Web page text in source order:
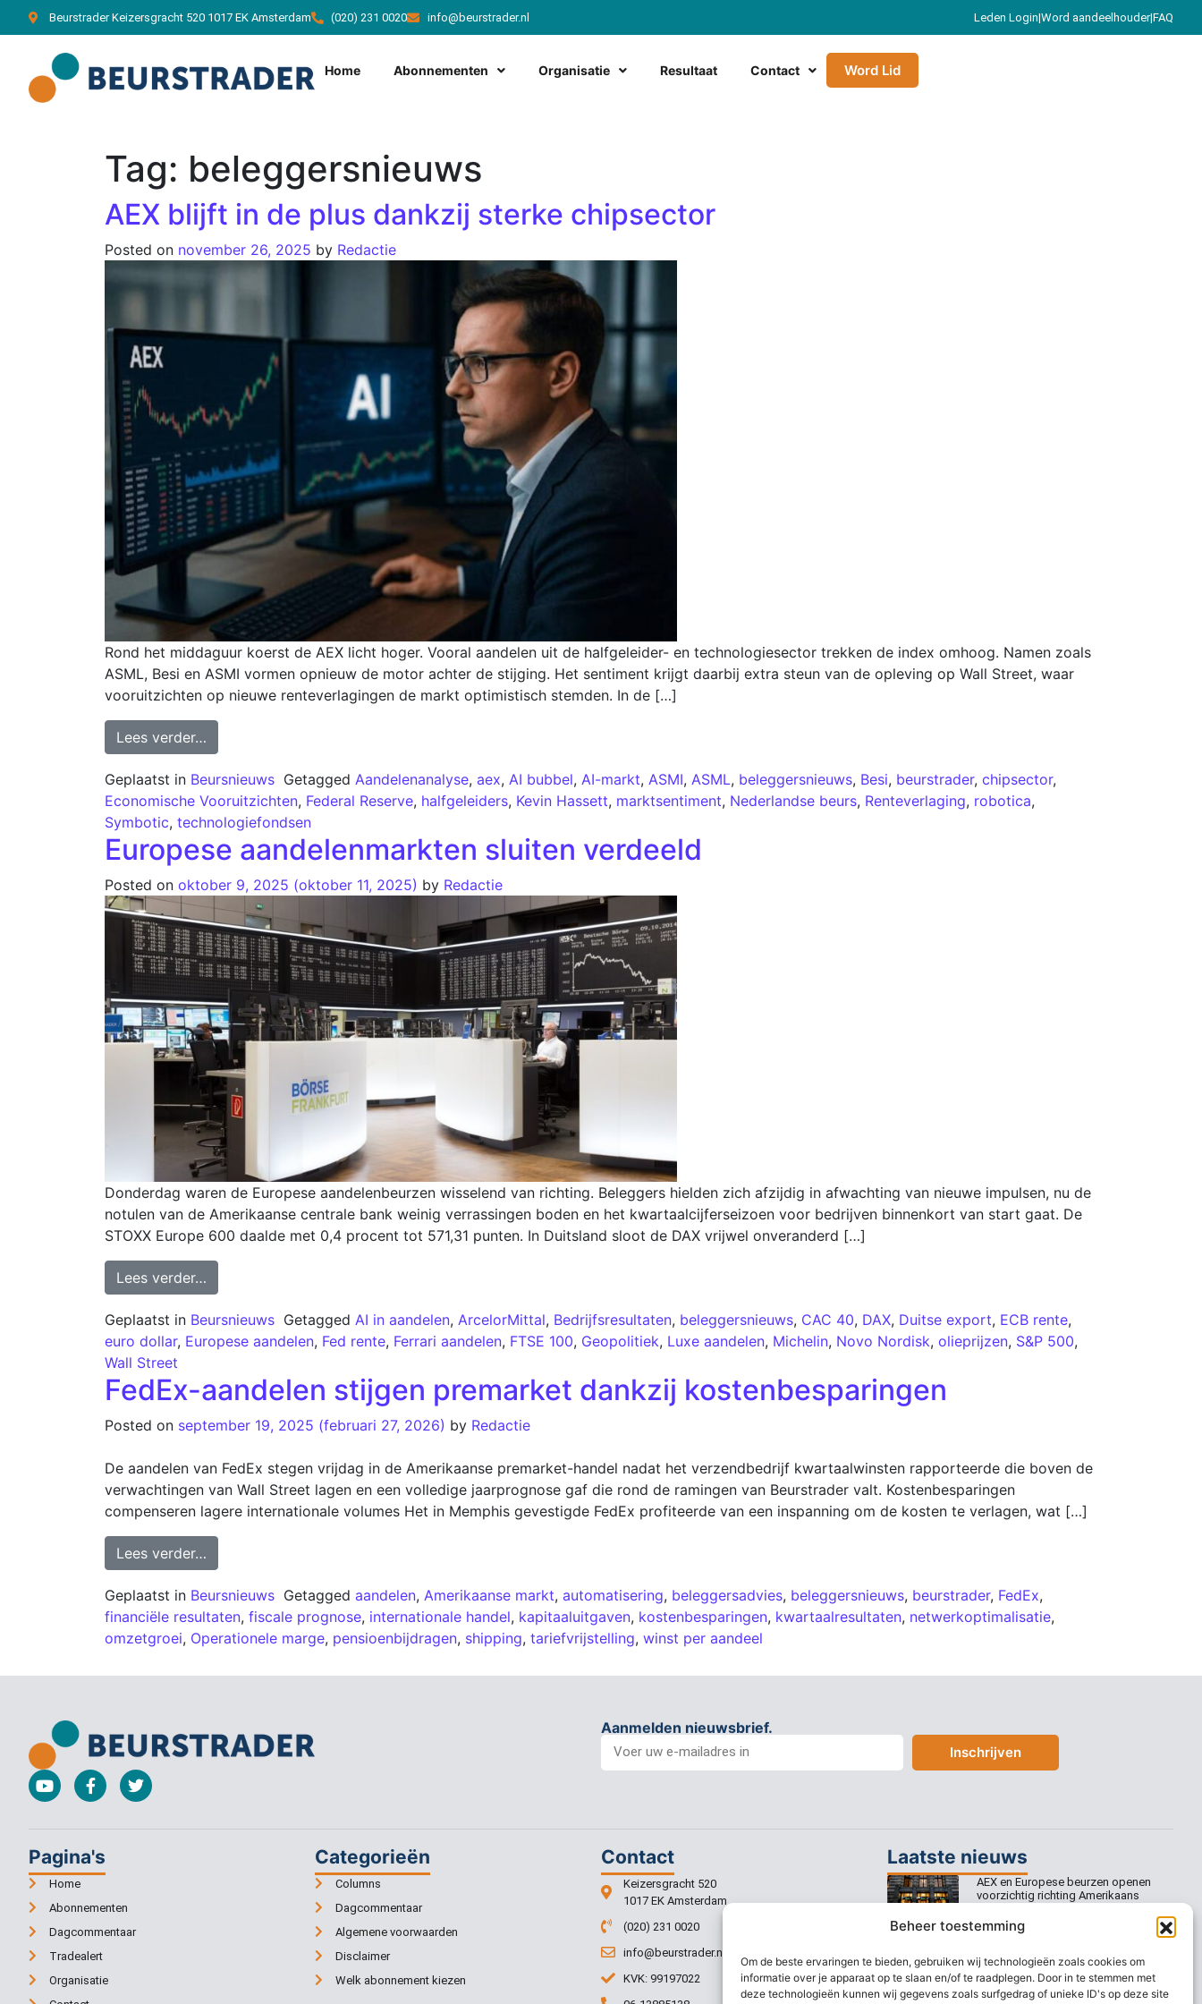
Beheer toestemming
Om de beste ervaringen te bieden, gebruiken wij technologieën zoals cookies om
informatie over je apparaat op te slaan en/of te raadplegen. Door in te stemmen met
deze technologieën kunnen wij gegevens zoals surfgedrag of unieke ID's op deze site
Beurstrader Keizersgracht 520 1017 EK Amsterdam (020) 231 0020 info@beurstrader.nl Leden Login|Word aandeelhouder|FAQ
Home Abonnementen Organisatie Resultaat Contact Word Lid
Tag: beleggersnieuws
AEX blijft in de plus dankzij sterke chipsector
Posted on november 26, 2025 by Redactie
Rond het middaguur koerst de AEX licht hoger. Vooral aandelen uit de halfgeleider- en technologiesector trekken de index omhoog. Namen zoals
ASML, Besi en ASMI vormen opnieuw de motor achter de stijging. Het sentiment krijgt daarbij extra steun van de opleving op Wall Street, waar
vooruitzichten op nieuwe renteverlagingen de markt optimistisch stemden. In de […]
Lees verder…
Geplaatst in Beursnieuws Getagged Aandelenanalyse, aex, AI bubbel, AI-markt, ASMI, ASML, beleggersnieuws, Besi, beurstrader, chipsector,
Economische Vooruitzichten, Federal Reserve, halfgeleiders, Kevin Hassett, marktsentiment, Nederlandse beurs, Renteverlaging, robotica,
Symbotic, technologiefondsen
Europese aandelenmarkten sluiten verdeeld
Posted on oktober 9, 2025 (oktober 11, 2025) by Redactie
Donderdag waren de Europese aandelenbeurzen wisselend van richting. Beleggers hielden zich afzijdig in afwachting van nieuwe impulsen, nu de
notulen van de Amerikaanse centrale bank weinig verrassingen boden en het kwartaalcijferseizoen voor bedrijven binnenkort van start gaat. De
STOXX Europe 600 daalde met 0,4 procent tot 571,31 punten. In Duitsland sloot de DAX vrijwel onveranderd […]
Lees verder…
Geplaatst in Beursnieuws Getagged AI in aandelen, ArcelorMittal, Bedrijfsresultaten, beleggersnieuws, CAC 40, DAX, Duitse export, ECB rente,
euro dollar, Europese aandelen, Fed rente, Ferrari aandelen, FTSE 100, Geopolitiek, Luxe aandelen, Michelin, Novo Nordisk, olieprijzen, S&P 500,
Wall Street
FedEx-aandelen stijgen premarket dankzij kostenbesparingen
Posted on september 19, 2025 (februari 27, 2026) by Redactie
De aandelen van FedEx stegen vrijdag in de Amerikaanse premarket-handel nadat het verzendbedrijf kwartaalwinsten rapporteerde die boven de
verwachtingen van Wall Street lagen en een volledige jaarprognose gaf die rond de ramingen van Beurstrader valt. Kostenbesparingen
compenseren lagere internationale volumes Het in Memphis gevestigde FedEx profiteerde van een inspanning om de kosten te verlagen, wat […]
Lees verder…
Geplaatst in Beursnieuws Getagged aandelen, Amerikaanse markt, automatisering, beleggersadvies, beleggersnieuws, beurstrader, FedEx,
financiële resultaten, fiscale prognose, internationale handel, kapitaaluitgaven, kostenbesparingen, kwartaalresultaten, netwerkoptimalisatie,
omzetgroei, Operationele marge, pensioenbijdragen, shipping, tariefvrijstelling, winst per aandeel
Aanmelden nieuwsbrief.
Inschrijven
Pagina's
Home
Abonnementen
Dagcommentaar
Tradealert
Organisatie
Categorieën
Columns
Dagcommentaar
Algemene voorwaarden
Disclaimer
Welk abonnement kiezen
Contact
Keizersgracht 520
1017 EK Amsterdam
(020) 231 0020
info@beurstrader.nl
KVK: 99197022
Laatste nieuws
AEX en Europese beurzen openen
voorzichtig richting Amerikaans
Europese beurzen mikken op
Europese beurzen blijven dicht bij
recordstanden